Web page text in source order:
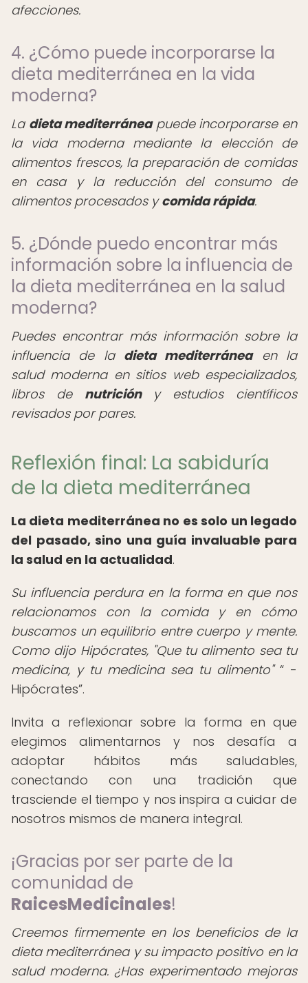
afecciones.
4. ¿Cómo puede incorporarse la
dieta mediterránea en la vida
moderna?
La dieta mediterráneapuede incorporarse en
la vida moderna mediante la elección de
alimentos frescos, la preparación de comidas
en casa y la reducción del consumo de
alimentos procesados ycomida rápida.
5. ¿Dónde puedo encontrar más
información sobre la influencia de
la dieta mediterránea en la salud
moderna?
Puedes encontrar más información sobre la
influencia de la dieta mediterráneaen la
salud moderna en sitios web especializados,
libros de nutricióny estudios científicos
revisados por pares.
Reflexión final: La sabiduría
de la dieta mediterránea
La dieta mediterránea no es solo un legado
del pasado, sino una guía invaluable para
la salud en la actualidad.
Su influencia perdura en la forma en que nos
relacionamos con la comida y en cómo
buscamos un equilibrio entre cuerpo y mente.
Como dijo Hipócrates, "Que tu alimento sea tu
medicina, y tu medicina sea tu alimento"
-
Hipócrates .
Invita a reflexionar sobre la forma en que
elegimos alimentarnos y nos desafía a
adoptar hábitos más saludables,
conectando con una tradición que
trasciende el tiempo y nos inspira a cuidar de
nosotros mismos de manera integral.
¡Gracias por ser parte de la
comunidad de
RaicesMedicinales!
Creemos firmemente en los beneficios de la
dieta mediterránea y su impacto positivo en la
salud moderna. ¿Has experimentado mejoras